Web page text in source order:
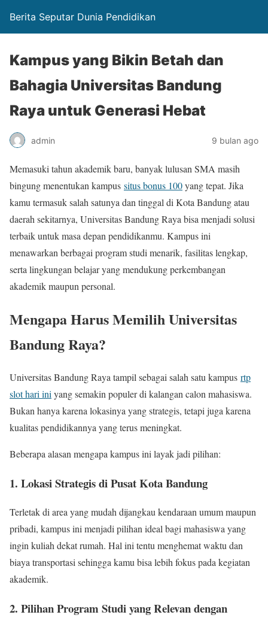
Berita Seputar Dunia Pendidikan
Kampus yang Bikin Betah dan
Bahagia Universitas Bandung
Raya untuk Generasi Hebat
admin 9 bulan ago
Memasuki tahun akademik baru, banyak lulusan SMA masih
bingung menentukan kampus situs bonus 100yang tepat. Jika
kamu termasuk salah satunya dan tinggal di Kota Bandung atau
daerah sekitarnya, Universitas Bandung Raya bisa menjadi solusi
terbaik untuk masa depan pendidikanmu. Kampus ini
menawarkan berbagai program studi menarik, fasilitas lengkap,
serta lingkungan belajar yang mendukung perkembangan
akademik maupun personal.
Mengapa Harus Memilih Universitas
Bandung Raya?
Universitas Bandung Raya tampil sebagai salah satu kampus rtp
slot hari ini yang semakin populer di kalangan calon mahasiswa.
Bukan hanya karena lokasinya yang strategis, tetapi juga karena
kualitas pendidikannya yang terus meningkat.
Beberapa alasan mengapa kampus ini layak jadi pilihan:
1. Lokasi Strategis di Pusat Kota Bandung
Terletak di area yang mudah dijangkau kendaraan umum maupun
pribadi, kampus ini menjadi pilihan ideal bagi mahasiswa yang
ingin kuliah dekat rumah. Hal ini tentu menghemat waktu dan
biaya transportasi sehingga kamu bisa lebih fokus pada kegiatan
akademik.
2. Pilihan Program Studi yang Relevan dengan